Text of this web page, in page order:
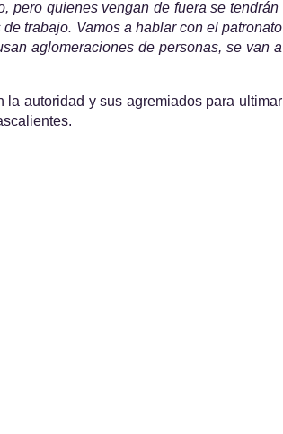
pero quienes vengan de fuera se tendrán
trabajo. Vamos a hablar con el patronato
aglomeraciones de personas, se van a
autoridad y sus agremiados para ultimar